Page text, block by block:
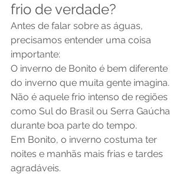
frio de verdade?
Antes de falar sobre as águas,
precisamos entender uma coisa
importante:
O inverno de Bonito é bem diferente
do inverno que muita gente imagina.
Não é aquele frio intenso de regiões
como Sul do Brasil ou Serra Gaúcha
durante boa parte do tempo.
Em Bonito, o inverno costuma ter
noites e manhãs mais frias e tardes
agradáveis.